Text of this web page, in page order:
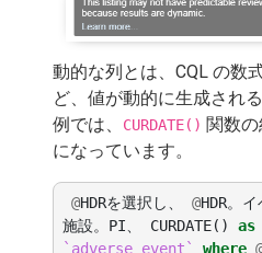
動的な列とは、CQL の数
ど、値が動的に生成され
例では、
CURDATE() 関数
になっています。
@HDRを選択し、 @HDR。 イ
施設。 PI、 CURDATE() as
`adverse_event`
where